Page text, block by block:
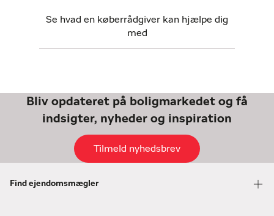
Se hvad en køberrådgiver kan hjælpe dig
med
Bliv opdateret på boligmarkedet og få
indsigter, nyheder og inspiration
Tilmeld nyhedsbrev
Find ejendomsmægler